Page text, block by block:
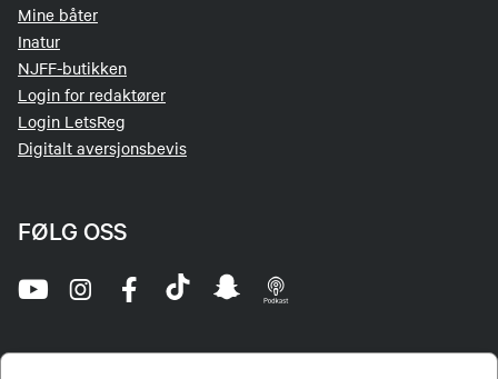
Mine båter
Inatur
NJFF-butikken
Login for redaktører
Login LetsReg
Digitalt aversjonsbevis
FØLG OSS